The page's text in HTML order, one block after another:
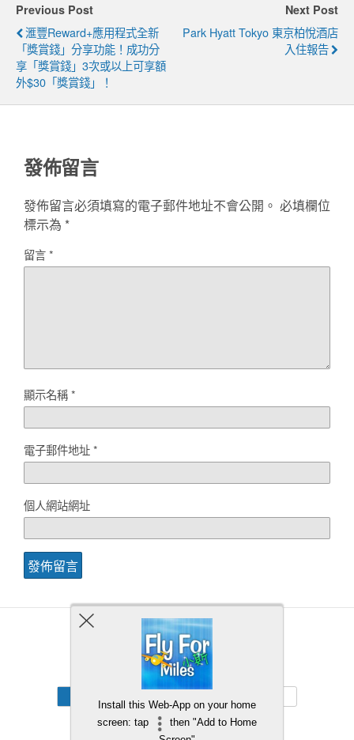
Previous Post
滙豐Reward+應用程式全新
「獎賞錢」分享功能！成功分
享「獎賞錢」3次或以上可享額
外$30「獎賞錢」！
Next Post
Park Hyatt Tokyo 東京柏悅酒店
入住報告
發佈留言
發佈留言必須填寫的電子郵件地址不會公開。 必填欄位
標示為 *
留言*
顯示名稱*
電子郵件地址*
個人網站網址
Back to top
Install this Web-App on your home
screen: tap
then "Add to Home